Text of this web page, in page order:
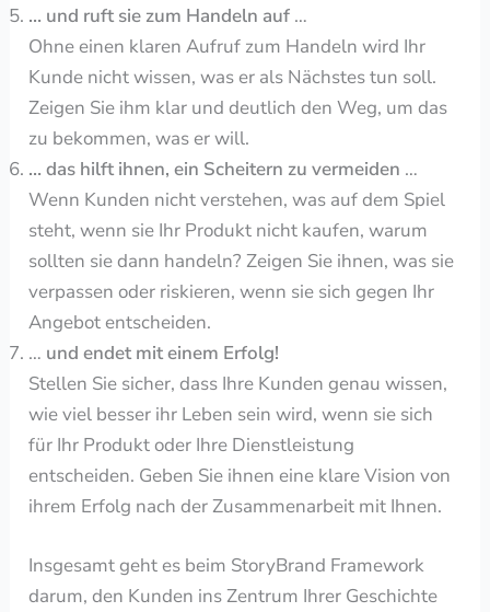
… und ruft sie zum Handeln auf …
Ohne einen klaren Aufruf zum Handeln wird Ihr
Kunde nicht wissen, was er als Nächstes tun soll.
Zeigen Sie ihm klar und deutlich den Weg, um das
zu bekommen, was er will.
… das hilft ihnen, ein Scheitern zu vermeiden …
Wenn Kunden nicht verstehen, was auf dem Spiel
steht, wenn sie Ihr Produkt nicht kaufen, warum
sollten sie dann handeln? Zeigen Sie ihnen, was sie
verpassen oder riskieren, wenn sie sich gegen Ihr
Angebot entscheiden.
… und endet mit einem Erfolg!
Stellen Sie sicher, dass Ihre Kunden genau wissen,
wie viel besser ihr Leben sein wird, wenn sie sich
für Ihr Produkt oder Ihre Dienstleistung
entscheiden. Geben Sie ihnen eine klare Vision von
ihrem Erfolg nach der Zusammenarbeit mit Ihnen.
Insgesamt geht es beim StoryBrand Framework
darum, den Kunden ins Zentrum Ihrer Geschichte